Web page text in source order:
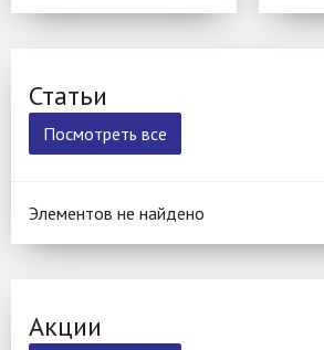
Статьи
Посмотреть все
Элементов не найдено
Акции